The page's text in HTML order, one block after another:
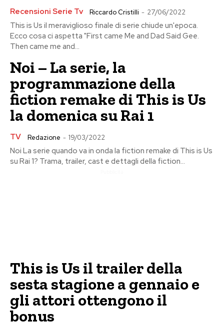
Recensioni Serie Tv Riccardo Cristilli - 27/06/2022
This is Us il meraviglioso finale di serie chiude un'epoca.
Ecco cosa ci aspetta "First came Me and Dad Said Gee.
Then came me and...
Noi – La serie, la
programmazione della
fiction remake di This is Us
la domenica su Rai 1
TV Redazione - 19/03/2022
Noi La serie quando va in onda la fiction remake di This is Us
su Rai 1? Trama, trailer, cast e dettagli della fiction...
This is Us il trailer della
sesta stagione a gennaio e
gli attori ottengono il
bonus